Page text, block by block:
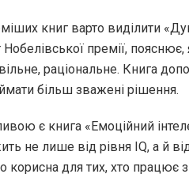
книг варто виділити
Нобелівської премії,
раціональне. Книга
більш зважені рішення.
є книга «Емоційний
не лише від рівня IQ, а й
корисна для тих, хто